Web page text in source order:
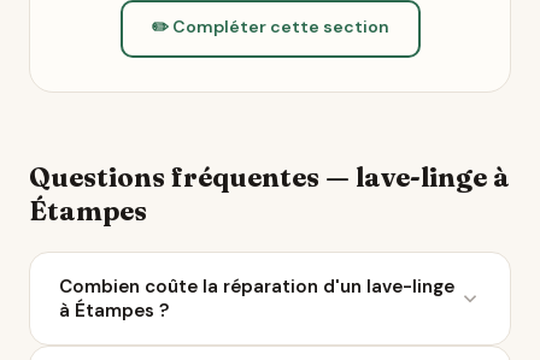
✏️ Compléter cette section
Questions fréquentes — lave-linge à
Étampes
Combien coûte la réparation d'un lave-linge
à Étampes ?